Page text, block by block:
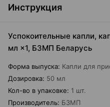
Инструкция
Успокоительные капли,
мл ×1, БЗМП Беларусь
Форма выпуска: Капли для
Дозировка: 50 мл
Кол-во в упаковке: 1 шт.
Производитель: БЗМП